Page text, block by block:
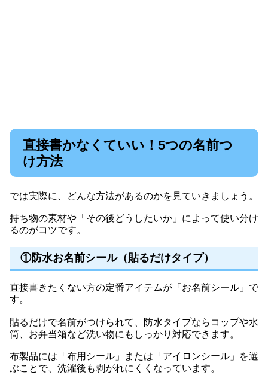
直接書かなくていい！5つの名前つ
け方法
では実際に、どんな方法があるのかを見ていきましょう。
持ち物の素材や「その後どうしたいか」によって使い分け
るのがコツです。
①防水お名前シール（貼るだけタイプ）
直接書きたくない方の定番アイテムが「お名前シール」で
す。
貼るだけで名前がつけられて、防水タイプならコップや水
筒、お弁当箱など洗い物にもしっかり対応できます。
布製品には「布用シール」または「アイロンシール」を選
ぶことで、洗濯後も剥がれにくくなっています。